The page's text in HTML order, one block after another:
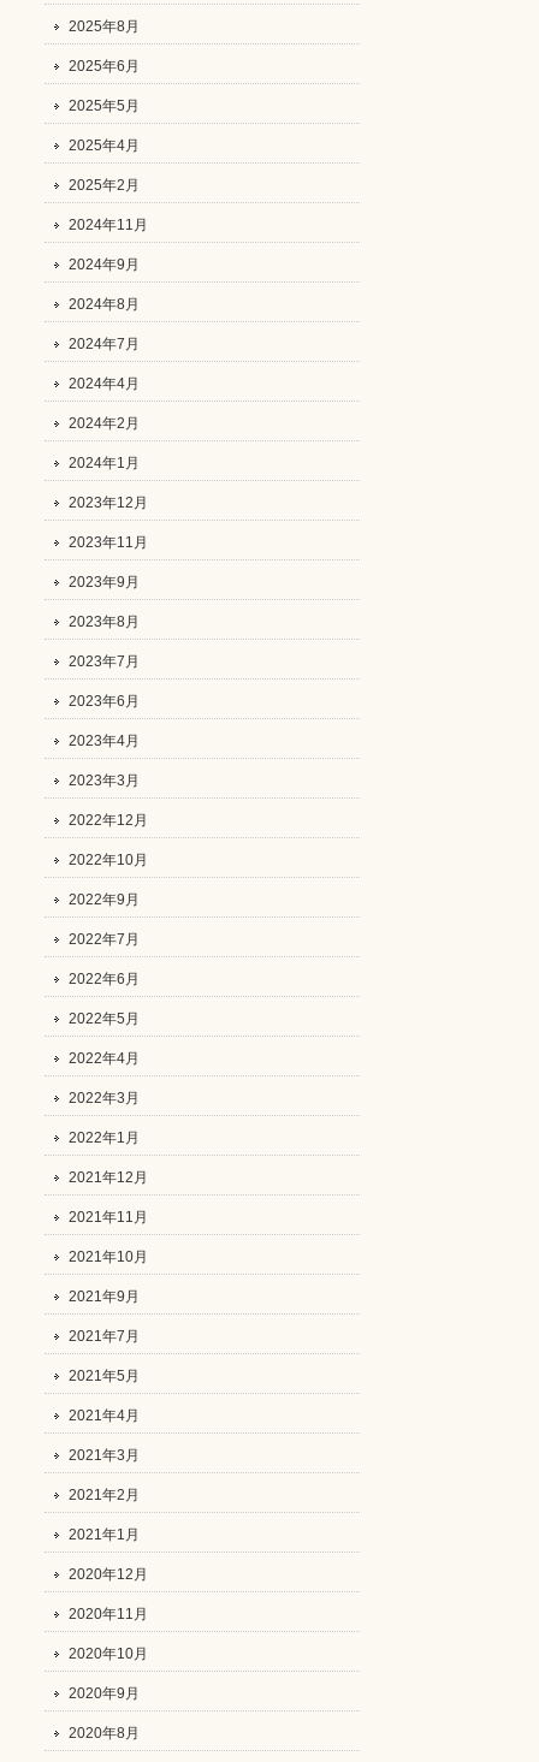
2025年8月
2025年6月
2025年5月
2025年4月
2025年2月
2024年11月
2024年9月
2024年8月
2024年7月
2024年4月
2024年2月
2024年1月
2023年12月
2023年11月
2023年9月
2023年8月
2023年7月
2023年6月
2023年4月
2023年3月
2022年12月
2022年10月
2022年9月
2022年7月
2022年6月
2022年5月
2022年4月
2022年3月
2022年1月
2021年12月
2021年11月
2021年10月
2021年9月
2021年7月
2021年5月
2021年4月
2021年3月
2021年2月
2021年1月
2020年12月
2020年11月
2020年10月
2020年9月
2020年8月